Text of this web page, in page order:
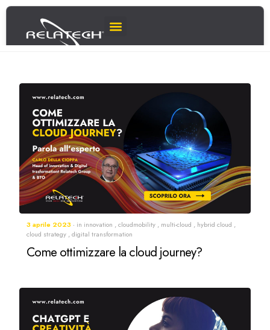
3 aprile 2023 in innovation ,cloudmobility , multi-cloud , hybrid cloud ,
cloud strategy ,digital transformation
Come ottimizzare la cloud journey?